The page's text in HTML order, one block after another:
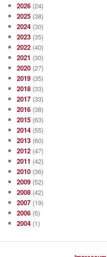
2026 (24)
2025 (38)
2024 (30)
2023 (35)
2022 (40)
2021 (30)
2020 (27)
2019 (35)
2018 (33)
2017 (33)
2016 (38)
2015 (63)
2014 (55)
2013 (60)
2012 (47)
2011 (42)
2010 (36)
2009 (52)
2008 (42)
2007 (19)
2006 (5)
2004 (1)